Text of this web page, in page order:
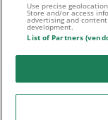
Use precise
Store and/or access
advertising and
development.
List of Partners